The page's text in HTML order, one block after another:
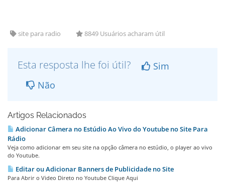
site para radio 8849 Usuários acharam útil
Esta resposta lhe foi útil?
Sim
Não
Artigos Relacionados
Adicionar Câmera no Estúdio Ao Vivo do Youtube no Site Para
Rádio
Veja como adicionar em seu site na opção câmera no estúdio, o player ao vivo
do Youtube.
Editar ou Adicionar Banners de Publicidade no Site
Para Abrir o Video Direto no Youtube Clique Aqui